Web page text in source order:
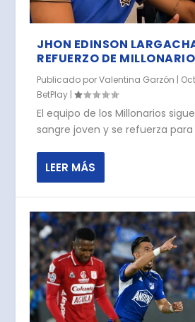
JHON EDINSON
REFUERZO DE
Publicado porValentina Garzón |
BetPlay |
El equipo de los Millonarios
sangre joven y se refuerza para
LEER MÁS